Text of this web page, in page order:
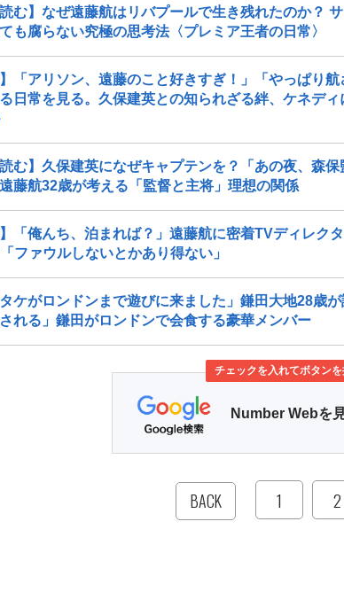
読む】なぜ遠藤航はリバプールで生き残れたのか？
も腐らない究極の思考法〈プレミア王者の日常〉
】「アリソン、遠藤のこと好きすぎ！」「やっぱり
日常を見る。久保建英との知られざる絆、ケネデ
読む】久保建英になぜキャプテンを？「あの夜、森
藤航32歳が考える「監督と主将」理想の関係
】「俺んち、泊まれば？」遠藤航に密着TVディレ
ファウルしないとかあり得ない」
タケがロンドンまで遊びに来ました」鎌田大地28歳
れる」鎌田がロンドンで会食する豪華メンバー
チェックを入れてボタン
Number Webを
BACK 1 2